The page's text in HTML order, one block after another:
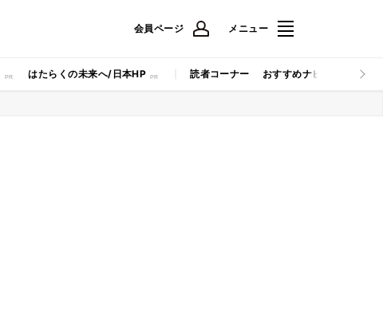
会員ページ メニュー
はたらくの未来へ/日本HP 読者コーナー おすすめナビ マイナビ